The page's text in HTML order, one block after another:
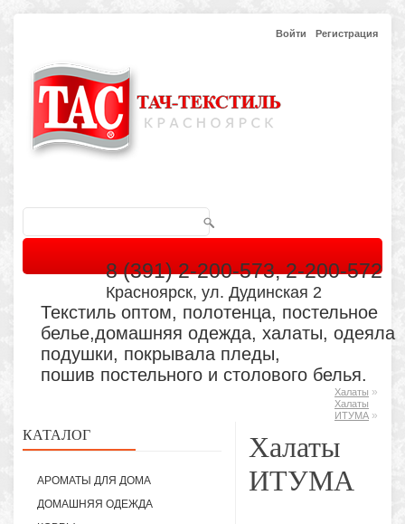
Войти Регистрация
8 (391) 2-200-573, 2-200-572
Красноярск, ул. Дудинская 2
Текстиль оптом, полотенца, постельное
белье,домашняя одежда, халаты, одеяла
подушки, покрывала пледы,
пошив постельного и столового белья.
КАТАЛОГ
АРОМАТЫ ДЛЯ ДОМА
ДОМАШНЯЯ ОДЕЖДА
Халаты »
Халаты
ИТУМА »
Халаты
ИТУМА